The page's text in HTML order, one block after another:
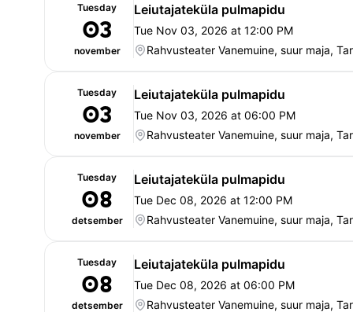
Tuesday
03
november
Leiutajateküla pulmapidu
Tue Nov 03, 2026 at 12:00 PM
Rahvusteater Vanemuine, suur maja,
Tuesday
03
november
Leiutajateküla pulmapidu
Tue Nov 03, 2026 at 06:00 PM
Rahvusteater Vanemuine, suur maja,
Tuesday
08
detsember
Leiutajateküla pulmapidu
Tue Dec 08, 2026 at 12:00 PM
Rahvusteater Vanemuine, suur maja,
Tuesday
08
detsember
Leiutajateküla pulmapidu
Tue Dec 08, 2026 at 06:00 PM
Rahvusteater Vanemuine, suur maja,